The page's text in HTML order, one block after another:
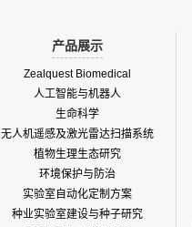
产品展示
Zealquest Biomedical
人工智能与机器人
生命科学
无人机遥感及激光雷达扫描系统
植物生理生态研究
环境保护与防治
实验室自动化定制方案
种业实验室建设与种子研究